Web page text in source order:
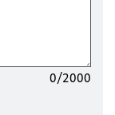
0/2000